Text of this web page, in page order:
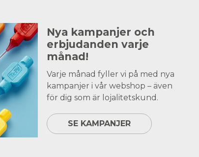
Nya kampanjer och
erbjudanden varje
månad!
Varje månad fyller vi på med nya
kampanjer i vår webshop – även
för dig som är lojalitetskund.
SE KAMPANJER